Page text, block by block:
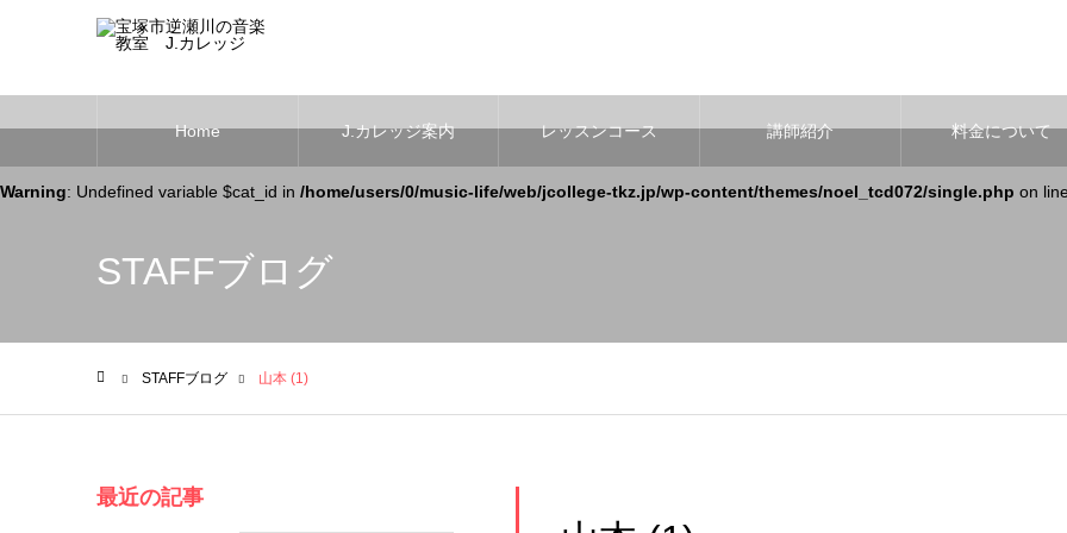
Home J.カレッジ案内 レッスンコース 講師紹介 料金について
Warning: Undefined variable $cat_id in /home/users/0/music-life/web/jcollege-tkz.jp/wp-content/themes/noel_tcd072/single.php on line
STAFFブログ
STAFFブログ 山本 (1)
最近の記事